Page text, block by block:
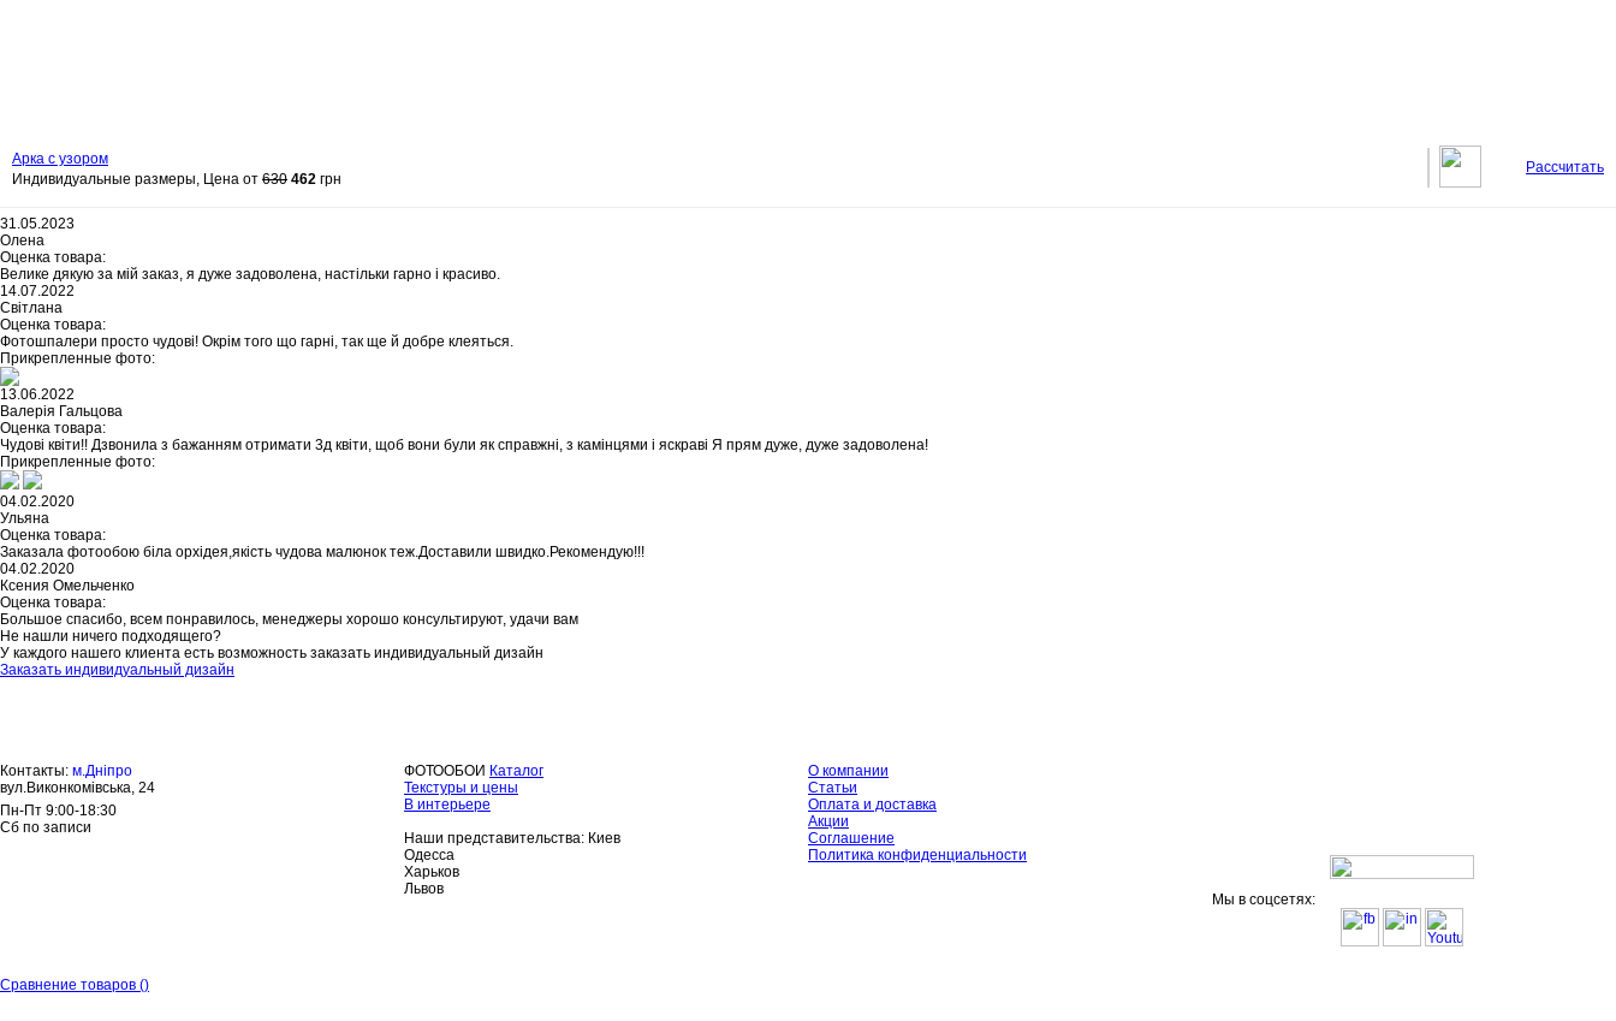
Арка с узором
Индивидуальные размеры, Цена от 630 462 грн
Рассчитать
31.05.2023
Олена
Оценка товара:
Велике дякую за мій заказ, я дуже задоволена, настільки гарно і красиво.
14.07.2022
Світлана
Оценка товара:
Фотошпалери просто чудові! Окрім того що гарні, так ще й добре клеяться.
Прикрепленные фото:
13.06.2022
Валерія Гальцова
Оценка товара:
Чудові квіти!! Дзвонила з бажанням отримати 3д квіти, щоб вони були як справжні, з камінцями і яскраві Я прям дуже, дуже задоволена!
Прикрепленные фото:
04.02.2020
Ульяна
Оценка товара:
Заказала фотообою біла орхідея,якість чудова малюнок теж.Доставили швидко.Рекомендую!!!
04.02.2020
Ксения Омельченко
Оценка товара:
Большое спасибо, всем понравилось, менеджеры хорошо консультируют, удачи вам
Не нашли ничего подходящего?
У каждого нашего клиента есть возможность заказать индивидуальный дизайн
Заказать индивидуальный дизайн
Контакты: м.Дніпро
вул.Виконкомівська, 24
Пн-Пт 9:00-18:30
Сб по записи
ФОТООБОИ Каталог
Текстуры и цены
В интерьере
Наши представительства: Киев
Одесса
Харьков
Львов
О компании
Статьи
Оплата и доставка
Акции
Соглашение
Политика конфиденциальности
Мы в соцсетях:
Сравнение товаров ()